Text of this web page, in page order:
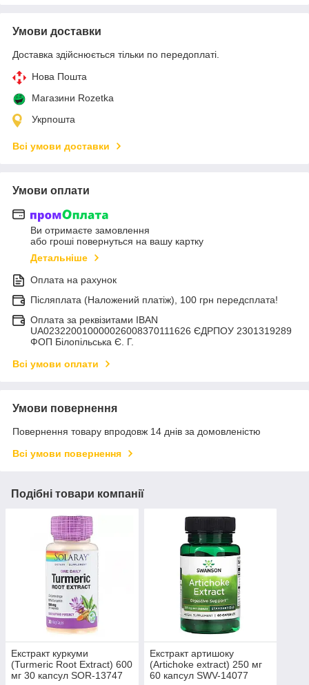
Умови доставки
Доставка здійснюється тільки по передоплаті.
Нова Пошта
Магазини Rozetka
Укрпошта
Всі умови доставки
Умови оплати
Ви отримаєте замовлення
або гроші повернуться на вашу картку
Детальніше
Оплата на рахунок
Післяплата (Наложений платіж), 100 грн передсплата!
Оплата за реквізитами IBAN
UA023220010000026008370111626 ЄДРПОУ 2301319289
ФОП Білопільська Є. Г.
Всі умови оплати
Умови повернення
Повернення товару впродовж 14 днів за домовленістю
Всі умови повернення
Подібні товари компанії
Екстракт куркуми
(Turmeric Root Extract) 600
мг 30 капсул SOR-13747
Екстракт артишоку
(Artichoke extract) 250 мг
60 капсул SWV-14077